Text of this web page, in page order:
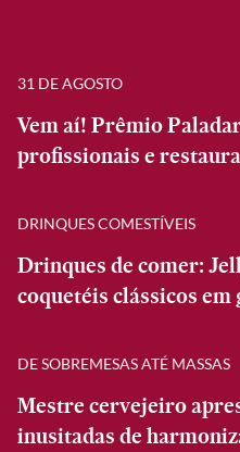
31 DE AGOSTO
Vem aí! Prêmio
profissionais e
DRINQUES COMESTÍVEIS
Drinques de comer:
coquetéis clássicos
DE SOBREMESAS ATÉ MASSAS
Mestre cervejeiro
inusitadas de